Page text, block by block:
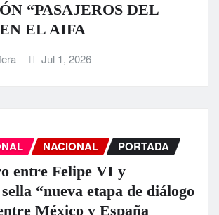
“PASAJEROS DEL
EL AIFA
Jul 1, 2026
NACIONAL PORTADA
entre Felipe VI y
“nueva etapa de diálogo
México y España